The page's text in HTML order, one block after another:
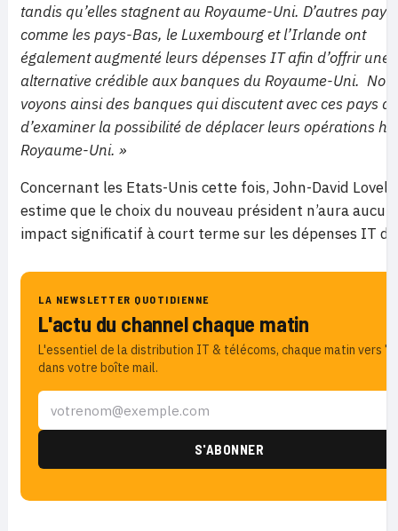
tandis qu’elles stagnent au Royaume-Uni. D’autres pays,
comme les pays-Bas, le Luxembourg et l’Irlande ont
également augmenté leurs dépenses IT afin d’offrir une
alternative crédible aux banques du Royaume-Uni.
voyons ainsi des banques qui discutent avec ces pays
d’examiner la possibilité de déplacer leurs opérations
Royaume-Uni. »
Concernant les Etats-Unis cette fois, John-David
estime que le choix du nouveau président n’aura aucun
impact significatif à court terme sur les dépenses IT
LA NEWSLETTER QUOTIDIENNE
L'actu du channel chaque matin
L'essentiel de la distribution IT & télécoms, chaque matin vers 7h
dans votre boîte mail.